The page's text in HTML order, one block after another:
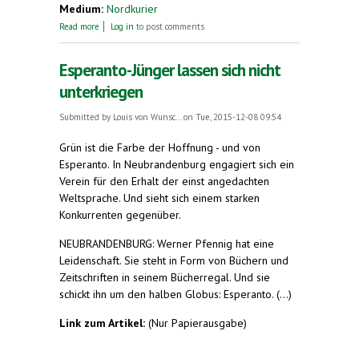
Medium: Nordkurier
Read more about Mit einer Sprache um die ganze Welt
Log in to post comments
Esperanto-Jünger lassen sich nicht
unterkriegen
Submitted by Louis von Wunsc... on Tue, 2015-12-08 09:54
Grün ist die Farbe der Hoffnung - und von
Esperanto. In Neubrandenburg engagiert sich ein
Verein für den Erhalt der einst angedachten
Weltsprache. Und sieht sich einem starken
Konkurrenten gegenüber.
NEUBRANDENBURG: Werner Pfennig hat eine
Leidenschaft. Sie steht in Form von Büchern und
Zeitschriften in seinem Bücherregal. Und sie
schickt ihn um den halben Globus: Esperanto. (...)
Link zum Artikel: (Nur Papierausgabe)